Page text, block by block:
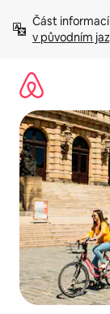
obsah
Část
v původním